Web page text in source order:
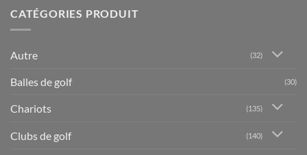
CATÉGORIES PRODUIT
Autre (32)
Balles de golf (30)
Chariots (135)
Clubs de golf (140)